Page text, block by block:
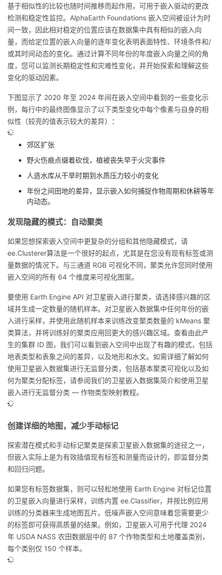
基于相似性的比较也随时间推移而起作用，可用于嵌入驱动的更改
检测和稳定性监控。AlphaEarth Foundations 嵌入空间被设计为时
间一致，因此相对稳定的位置应该在数据集中具有相似的嵌入向
量，而给定位置的嵌入向量的逐年变化表明表面特性、环境条件和/
或其时间动态的变化。通过计算不同年份的年度嵌入向量之间的角
度，您可以监测长期稳定性和灾难性变化，并开始探索和理解这些
变化的驱动因素。
下图显示了 2020 年至 2024 年间在嵌入空间中看到的一些变化示
例，每行中的最终图像显示了以下类型变化中每个像素与自身的相
似性（较亮的值表示较大的差异）：
郊区扩张
野火伤痕点缀着砍伐，植被丧失早于火灾事件
人造水库从干旱时期到水质压力较小的变化
年份之间田地的差异，显示嵌入如何捕捉作物周期和休耕等年
内动态。
发现隐藏的模式：自动聚类
如果您想探索嵌入空间中更复杂的分组和其他隐藏模式，请
ee.Clusterer算法是一个很好的起点，尤其是在您没有现有标签或测
量数据的情况下。与三通道 RGB 可视化不同，聚类允许您同时使用
嵌入空间的所有 64 个维度来可视化图案。
要使用 Earth Engine API 对卫星嵌入进行聚类，请选择感兴趣的区
域并生成一定数量的随机样本。对卫星嵌入数据集中任何年份的嵌
入进行采样，并使用此随机样本来训练改变聚类数量的 kMeans 聚
类算法，并将训练好的聚类应用回更大的感兴趣区域。查看由此产
生的集群 ID 图，我们可以看到嵌入空间中出现了有趣的模式，包括
地表类型和表象之间的差异，以及地形和水文。如需详细了解如何
使用卫星嵌入数据集进行无监督分类，包括基本聚类可视化以及如
何为聚类分配标签，请参阅我们的卫星嵌入数据集简介和使用卫星
嵌入进行无监督分类 — 作物类型映射教程。
创建详细的地图，减少手动标记
探索潜在模式和手动标记聚类是探索卫星嵌入数据集的途径之一，
但嵌入实际上是为有效插值现有标签和测量而设计的，即监督分类
和回归问题。
如果您有标签数据集，则可以轻松地使用 Earth Engine 对标记位置
的卫星嵌入向量进行采样，训练内置 ee.Classifier，并按比例应用
训练的分类器来生成地图瓦片。低噪声嵌入空间意味着您需要更少
的标签即可获得高质量的结果。例如，卫星嵌入可用于代理 2024
年 USDA NASS 农田数据层中的 87 个作物类型和土地覆盖类别，
每个类别仅 150 个样本。